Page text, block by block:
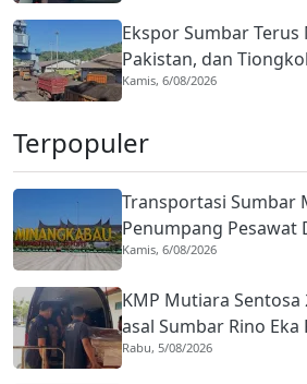
Ekspor Sumbar
Pakistan, dan
Kamis, 6/08/2026
Terpopuler
Transportasi Sumbar
Penumpang Pesawat
Naik Hampir 33 Persen
Kamis, 6/08/2026
KMP Mutiara Sentosa
asal Sumbar Rino
ke Agam
Rabu, 5/08/2026